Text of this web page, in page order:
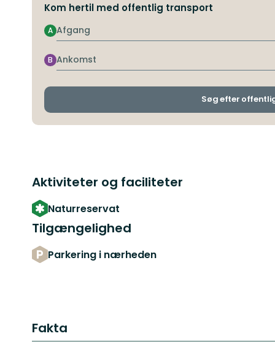
Kom hertil med offentlig transport
Afgang
A
Ankomst
B
Søg efter
Aktiviteter og faciliteter
Naturreservat
Tilgængelighed
Parkering i nærheden
Fakta